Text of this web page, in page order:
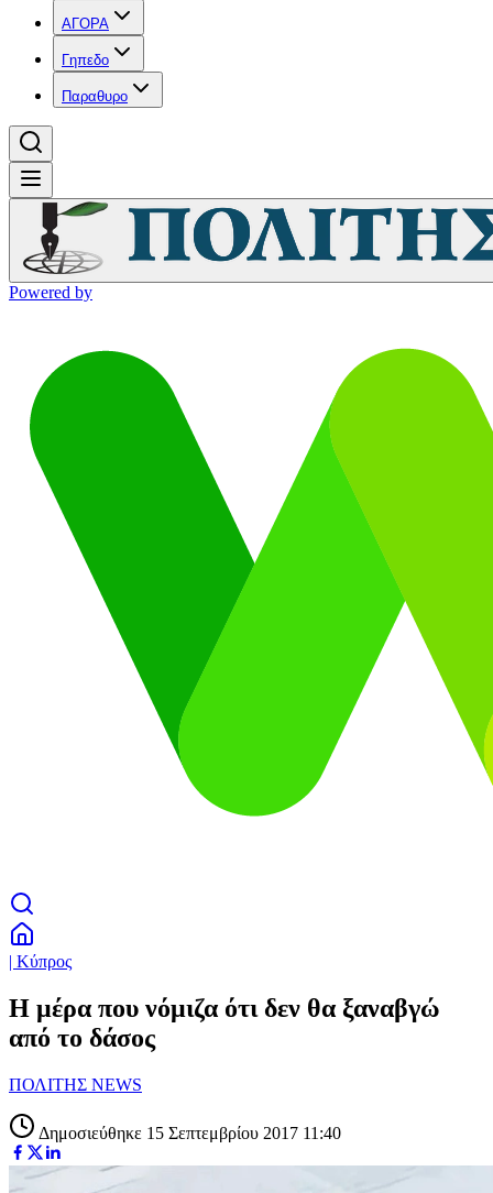
ΑΓΟΡΑ
Γηπεδο
Παραθυρο
Powered by
| Κύπρος
Η μέρα που νόμιζα ότι δεν θα ξαναβγώ
από το δάσος
ΠΟΛΙΤΗΣ NEWS
Δημοσιεύθηκε 15 Σεπτεμβρίου 2017 11:40